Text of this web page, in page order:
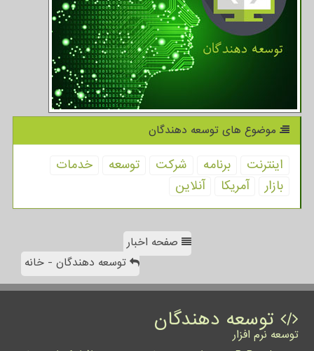
موضوع های توسعه دهندگان
اینترنت برنامه شركت توسعه
خدمات
بازار
آمریكا آنلاین
صفحه اخبار
توسعه دهندگان - خانه
توسعه دهندگان
توسعه نرم افزار